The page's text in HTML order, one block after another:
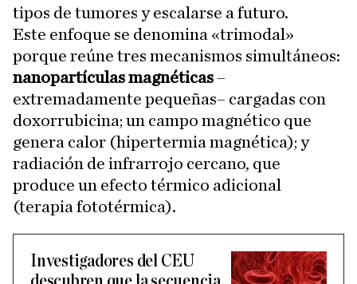
tipos de tumores y escalarse a futuro.
Este enfoque se denomina «trimodal»
porque reúne tres mecanismos simultáneos:
nanopartículas magnéticas –
extremadamente pequeñas– cargadas con
doxorrubicina; un campo magnético que
genera calor (hipertermia magnética); y
radiación de infrarrojo cercano, que
produce un efecto térmico adicional
(terapia fototérmica).
Investigadores del CEU